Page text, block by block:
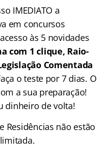
IMEDIATO a
em concursos
às 5 novidades
com 1 clique, Raio-
Comentada
o teste por 7 dias. O
a sua preparação!
dinheiro de volta!
Residências não estão